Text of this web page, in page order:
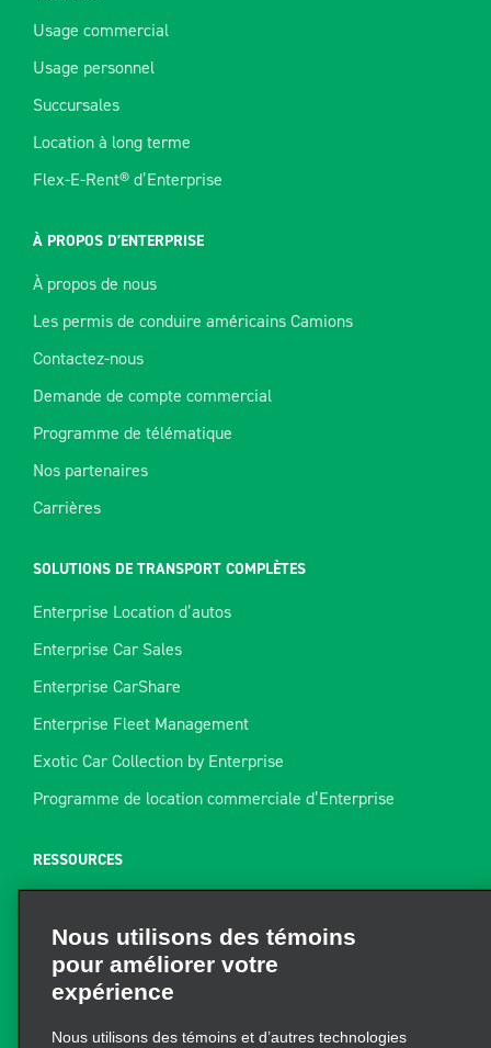
Usage commercial
Usage personnel
Succursales
Location à long terme
Flex-E-Rent® d’Enterprise
À PROPOS D’ENTERPRISE
À propos de nous
Les permis de conduire américains Camions
Contactez-nous
Demande de compte commercial
Programme de télématique
Nos partenaires
Carrières
SOLUTIONS DE TRANSPORT COMPLÈTES
Enterprise Location d’autos
Enterprise Car Sales
Enterprise CarShare
Enterprise Fleet Management
Exotic Car Collection by Enterprise
Programme de location commerciale d’Enterprise
RESSOURCES
Plan du site
Guide de remorquage
Nous utilisons des témoins
pour améliorer votre
expérience
Nous utilisons des témoins et d’autres technologies